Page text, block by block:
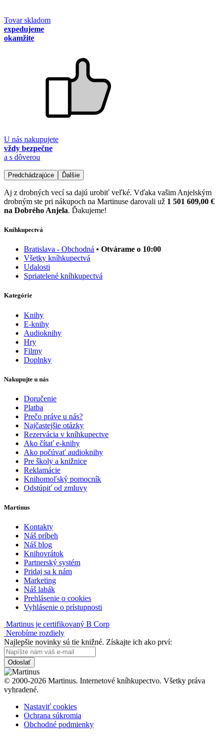
Tovar skladom
expedujeme
okamžite
U nás nakupujete
vždy bezpečne
a s dôverou
Predchádzajúce Ďalšie
Aj z drobných vecí sa dajú urobiť veľké. Vďaka vašim Anjelským
drobným ste pri nákupoch na Martinuse darovali už 1 501 609,00 €
na Dobrého Anjela. Ďakujeme!
Kníhkupectvá
Bratislava - Obchodná • Otvárame o 10:00
Všetky kníhkupectvá
Udalosti
Spriatelené kníhkupectvá
Kategórie
Knihy
E-knihy
Audioknihy
Hry
Filmy
Doplnky
Nakupujte u nás
Doručenie
Platba
Prečo práve u nás?
Najčastejšie otázky
Rezervácia v kníhkupectve
Ako čítať e-knihy
Ako počúvať audioknihy
Pre školy a knižnice
Reklamácie
Knihomoľský pomocník
Odstúpiť od zmluvy
Martinus
Kontakty
Náš príbeh
Náš blog
Knihovrátok
Partnerský systém
Pridaj sa k nám
Marketing
Náš labák
Prehlásenie o cookies
Vyhlásenie o prístupnosti
Martinus je certifikovaný B Corp
Nerobíme rozdiely
Najlepšie novinky sú tie knižné. Získajte ich ako prví:
Odoslať
© 2000-2026 Martinus. Internetové kníhkupectvo. Všetky práva
vyhradené.
Nastaviť cookies
Ochrana súkromia
Obchodné podmienky